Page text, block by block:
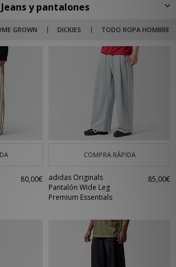
Jeans y pantalones
GROWN DICKIES TODO ROPA HOMBRE
pantalones de hombre combina tanto el estilo
streetwear. Por eso en size? encontrarás los
Levi's o de Tommy Jeans, pero también chinos,
o cargo para hombre de sellos como Carhartt,
80,00€
COMPRA RÁPIDA
adidas Originals
Pantalón Wide Leg
Premium Essentials
85,00€